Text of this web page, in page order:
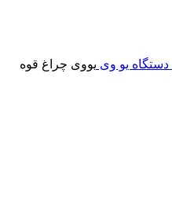
دستگاه یو وی یووی چراغ قوه